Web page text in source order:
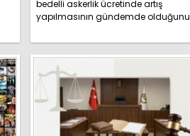
bedelli askerlik ücretinde artış
yapılmasının gündemde olduğunu